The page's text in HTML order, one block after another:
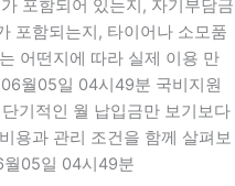
포함되어 있는지, 자기부담금
포함되는지, 타이어나 소모품
어떤지에 따라 실제 이용 만
월05일 04시49분 국비지원
기적인 월 납입금만 보기보다
용과 관리 조건을 함께 살펴보
05일 04시49분